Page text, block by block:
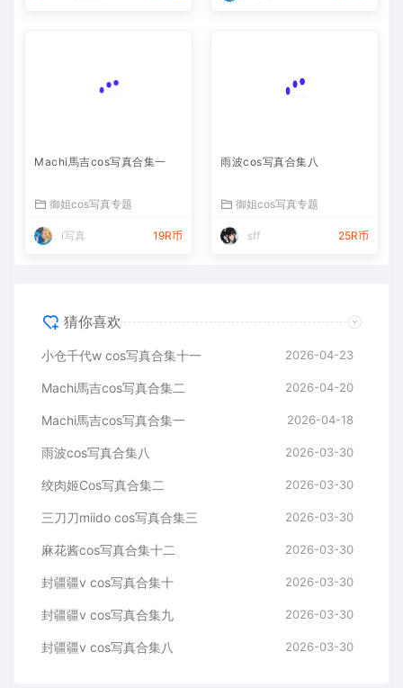
Machi馬吉cos写真合集一
御姐cos写真专题
i写真 19R币
雨波cos写真合集八
御姐cos写真专题
sff 25R币
猜你喜欢
小仓千代w cos写真合集十一 2026-04-23
Machi馬吉cos写真合集二 2026-04-20
Machi馬吉cos写真合集一 2026-04-18
雨波cos写真合集八 2026-03-30
绞肉姬Cos写真合集二 2026-03-30
三刀刀miido cos写真合集三 2026-03-30
麻花酱cos写真合集十二 2026-03-30
封疆疆v cos写真合集十 2026-03-30
封疆疆v cos写真合集九 2026-03-30
封疆疆v cos写真合集八 2026-03-30